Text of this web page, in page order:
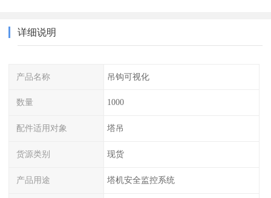
详细说明
产品名称 吊钩可视化
数量 1000
配件适用对象 塔吊
货源类别 现货
产品用途 塔机安全监控系统